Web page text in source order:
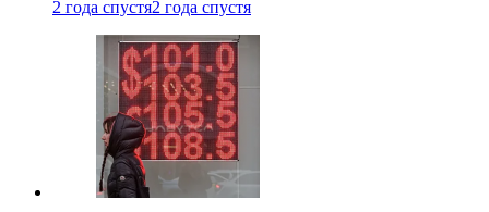
2 года спустя2 года спустя